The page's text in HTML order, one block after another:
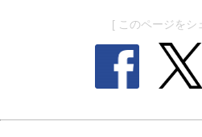
[ このページをシ